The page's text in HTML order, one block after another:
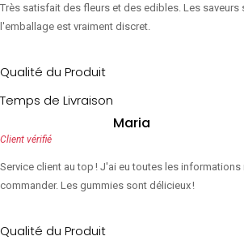
Très satisfait des fleurs et des edibles. Les saveurs
l'emballage est vraiment discret.
Qualité du Produit
Temps de Livraison
Maria
Client vérifié
Service client au top ! J'ai eu toutes les
commander. Les gummies sont délicieux !
Qualité du Produit